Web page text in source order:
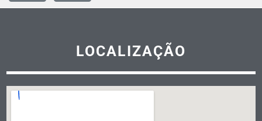
LOCALIZAÇÃO